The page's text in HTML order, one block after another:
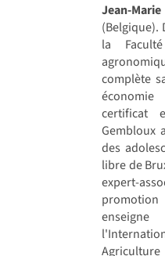
Jean-
(Belgique).
la
complète
certificat
Gembloux
des
libre de
expert-